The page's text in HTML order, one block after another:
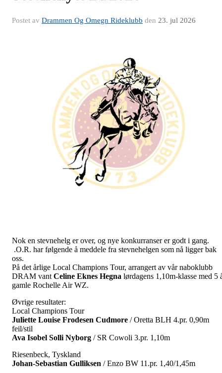
Postet av Drammen Og Omegn Rideklubb den 23. jul 2026
Nok en stevnehelg er over, og nye konkurranser er godt i gang.
.O.R. har følgende å meddele fra stevnehelgen som nå ligger bak
oss.
På det årlige Local Champions Tour, arrangert av vår naboklubb
DRAM vant Celine Eknes Hegna lørdagens 1,10m-klasse med 5
gamle Rochelle Air WZ.
Øvrige resultater:
Local Champions Tour
Juliette Louise Frodesen Cudmore / Oretta BLH 4.pr. 0,90m
feil/stil
Ava Isobel Solli Nyborg / SR Cowoli 3.pr. 1,10m
Riesenbeck, Tyskland
Johan-Sebastian Gulliksen / Enzo BW 11.pr. 1,40/1,45m